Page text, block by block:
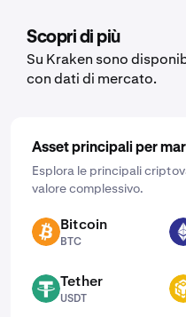
Scopri di più
Su Kraken sono
con dati di mercato.
Asset principali per
Esplora le principali
valore complessivo.
BTC Bitcoin
BTC
USDT Tether
USDT